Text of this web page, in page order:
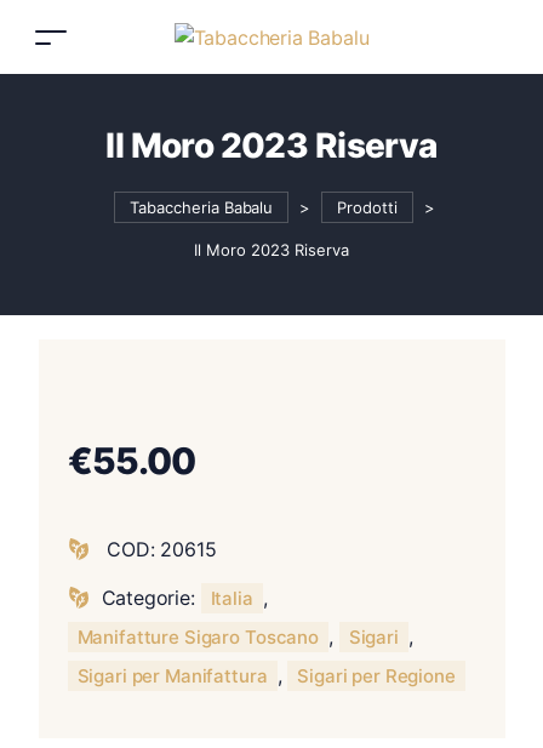
Il Moro 2023 Riserva
Tabaccheria Babalu > Prodotti >
Il Moro 2023 Riserva
€55.00
COD: 20615
Categorie:
Italia ,
Manifatture Sigaro Toscano , Sigari ,
Sigari per Manifattura , Sigari per Regione